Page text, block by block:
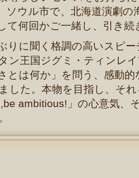
ソウル市で、北海道演劇
て何回かご一緒し、引き
りに聞く格調の高いスピ
ン王国ジグミ・ティンレ
とは何か」を問う、感動
した。本物を目指し、そ
ambitious!」の心意気、